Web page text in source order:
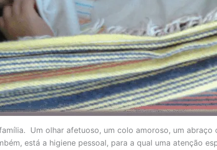
Um olhar afetuoso, um colo amoroso, um abraço
está a higiene pessoal, para a qual uma atenção